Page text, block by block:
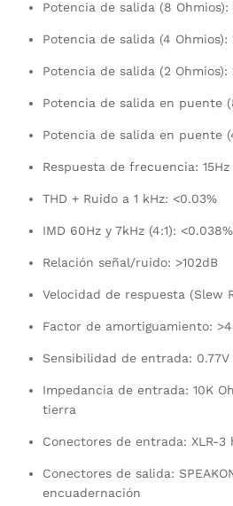
Potencia de salida (8 Ohmios):
Potencia de salida (4 Ohmios):
Potencia de salida (2 Ohmios):
Potencia de salida en puente
Potencia de salida en puente
Respuesta de frecuencia:
THD + Ruido a 1 kHz: <0.03%
IMD 60Hz y 7kHz (4:1): <0.038%
Relación señal/ruido: >102dB
Velocidad de respuesta (Slew
Factor de amortiguamiento:
Sensibilidad de entrada: 0.77V
Impedancia de entrada: 10K
tierra
Conectores de entrada: XLR-3
Conectores de salida:
encuadernación